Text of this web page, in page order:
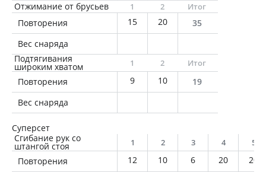
Отжимание от брусьев
1 2 Итог
Повторения 15 20
35
Вес снаряда
Подтягивания
широким хватом 1 2 Итог
Повторения 9 10
19
Вес снаряда
Суперсет
Сгибание рук со
штангой стоя 1 2 3 4 5
Повторения 12 10 6 20
20